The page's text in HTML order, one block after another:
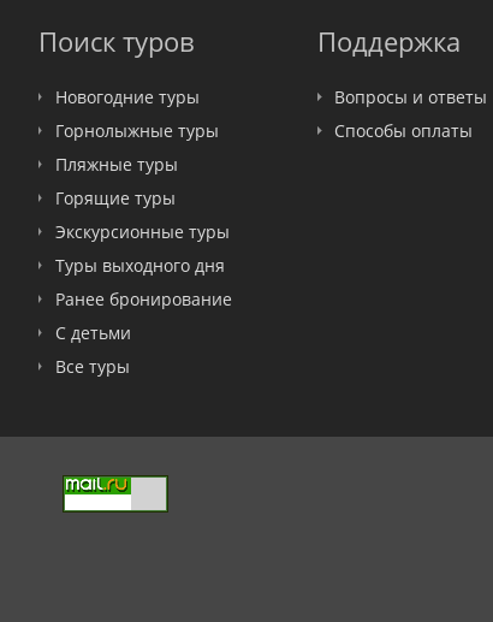
Поиск туров
Новогодние туры
Горнолыжные туры
Пляжные туры
Горящие туры
Экскурсионные туры
Туры выходного дня
Ранее бронирование
С детьми
Все туры
Поддержка
Вопросы и ответы
Способы оплаты